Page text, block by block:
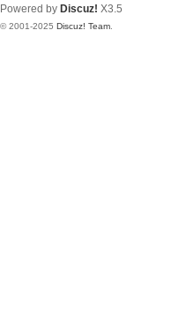
Powered by Discuz! X3.5
© 2001-2025 Discuz! Team